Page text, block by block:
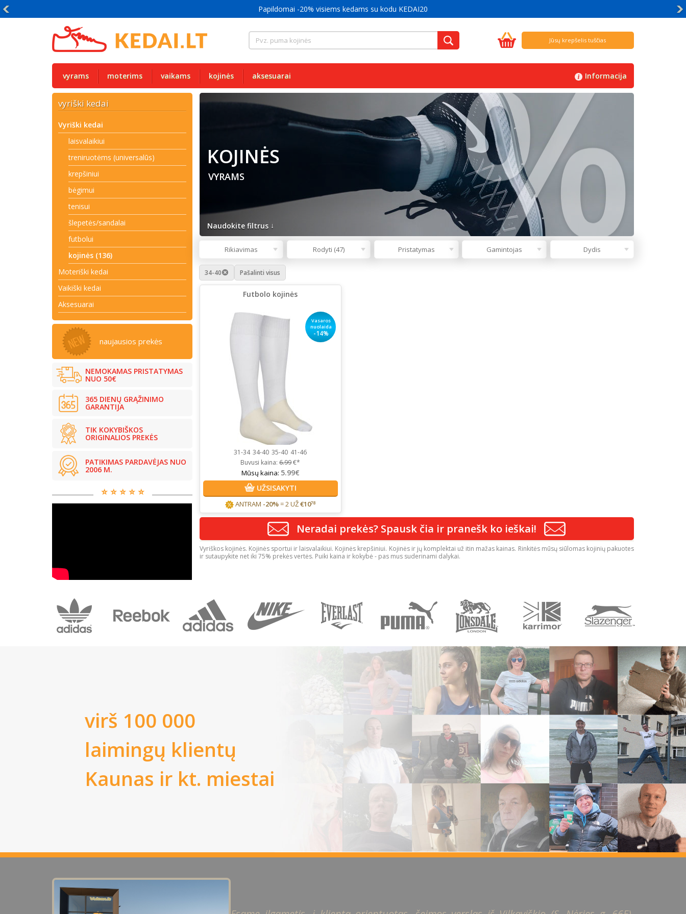
Papildomai -20% visiems kedams su kodu KEDAI20
Jūsų krepšelis tuščias
vyrams moterims vaikams kojinės aksesuarai Informacija
vyriški kedai
Vyriški kedai
laisvalaikiui
treniruotėms (universalūs)
krepšiniui
bėgimui
tenisui
šlepetės/sandalai
futbolui
kojinės (136)
Moteriški kedai
Vaikiški kedai
Aksesuarai
naujausios prekės
NEMOKAMAS PRISTATYMAS
NUO 50€
365 DIENŲ GRĄŽINIMO
GARANTIJA
TIK KOKYBIŠKOS
ORIGINALIOS PREKĖS
PATIKIMAS PARDAVĖJAS NUO
2006 M.
⭐️ ⭐️ ⭐️ ⭐️ ⭐️
Naudokite filtrus ↓
KOJINĖS
VYRAMS %
Rikiavimas Rodyti (47) Pristatymas Gamintojas Dydis
34-40 Pašalinti visus
Futbolo kojinės
Vasaros
nuolaida
-14%
31-34 34-40 35-40 41-46
Buvusi kaina:6.99€*
Mūsų kaina: 5.99€
UŽSISAKYTI
ANTRAM -20%= 2 UŽ€1078
Neradai prekės? Spausk čia ir pranešk ko ieškai!
Vyriškos kojinės. Kojinės sportui ir laisvalaikiui. Kojinės krepšiniui. Kojinės ir jų komplektai už itin mažas kainas. Rinkitės mūsų siūlomas kojinių pakuotes
ir sutaupykite net iki 75% prekės vertės. Puiki kaina ir kokybė - pas mus suderinami dalykai.
virš 100 000
laimingų klientų
Kaunas ir kt. miestai